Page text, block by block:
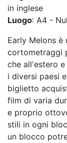
in inglese
Luogo: A4 -
Early Melons
cortometraggi
che all'estero
i diversi paesi
biglietto
film di varia
e proprio
stili in ogni
un blocco